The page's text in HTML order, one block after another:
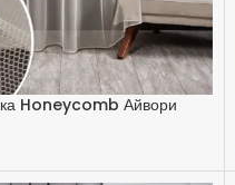
Honeycomb Айвори